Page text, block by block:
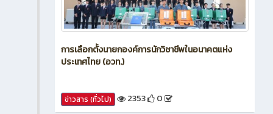
การเลือกตั้งนายกองค์การนักวิชาชีพในอนาคตแห่ง
ประเทศไทย (อวท.)
ข่าวสาร (ทั่วไป) 2353 0